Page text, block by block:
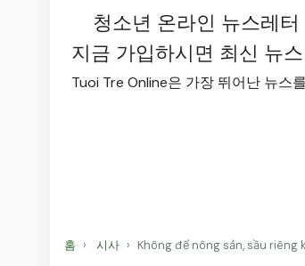
청소년 온라인 뉴스레터
지금 가입하시면 최신 뉴
Tuoi Tre Online은 가장 뛰어난 뉴스
홈 시사 Không để nông sản, sầu riêng